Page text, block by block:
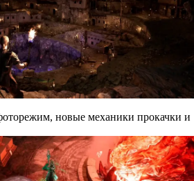
новые механики прокачки и